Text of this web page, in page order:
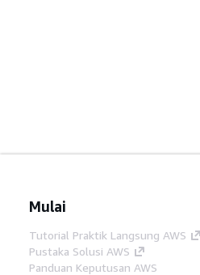
Mulai
Tutorial Praktik Langsung AWS
Pustaka Solusi AWS
Panduan Keputusan AWS